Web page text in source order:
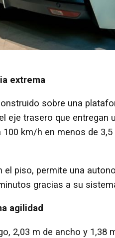
extrema
sobre una
eje trasero que entregan
100 km/h en menos de
el piso, permite una
gracias a su
agilidad
2,03 m de ancho y 1,38